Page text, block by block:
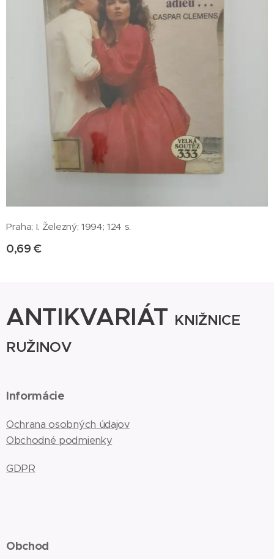
Praha; I. Železný; 1994; 124 s.
0,69 €
ANTIKVARIÁT KNIŽNICE
RUŽINOV
Informácie
Ochrana osobných údajov
Obchodné podmienky
GDPR
Obchod